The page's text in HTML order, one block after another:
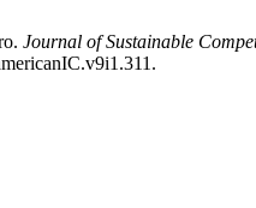
Journal of Sustainable